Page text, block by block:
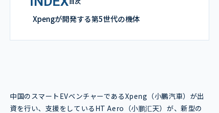
Xpengが開発する第5世代の機体
中国のスマートEVベンチャーであるXpeng（小鵬汽車）が出
資を行い、支援をしているHT Aero（小鹏汇天）が、新型の